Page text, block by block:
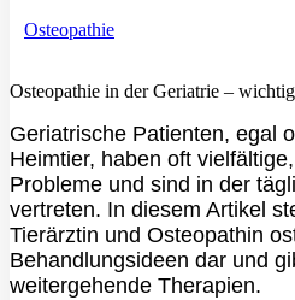
Osteopathie
Osteopathie in der Geriatrie –
Geriatrische Patienten, egal
Heimtier, haben oft
Probleme und sind in der
vertreten. In diesem Artikel
Tierärztin und Osteopathin
Behandlungsideen dar und
weitergehende Therapien.